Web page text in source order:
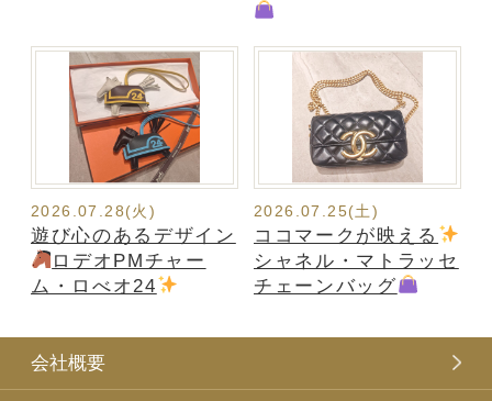
2026.07.28(火)
遊び心のあるデザイン
ロデオPMチャー
ム・ロべオ24
2026.07.25(土)
ココマークが映える
シャネル・マトラッセ
チェーンバッグ
会社概要